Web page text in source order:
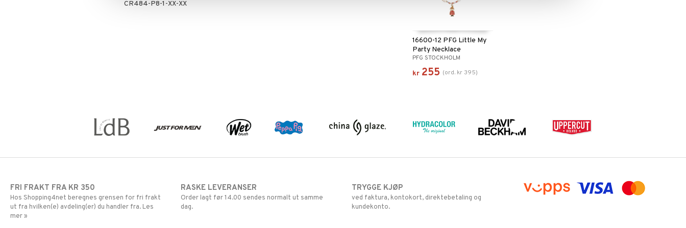
CR484-P8-1-XX-XX
16600-12 PFG Little My
Party Necklace
PFG STOCKHOLM
kr 255 (ord. kr 395)
FRI FRAKT FRA KR 350
Hos Shopping4net beregnes grensen for fri frakt
ut fra hvilken(e) avdeling(er) du handler fra. Les
mer »
RASKE LEVERANSER
Order lagt før 14.00 sendes normalt ut samme
dag.
TRYGGE KJØP
ved faktura, kontokort, direktebetaling og
kundekonto.